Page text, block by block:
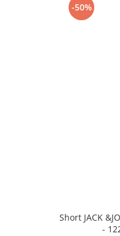
-50%
Short JACK
-